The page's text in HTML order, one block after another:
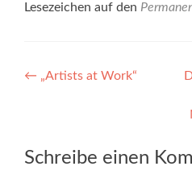
Lesezeichen auf den
← „Artists at Work“
Schreibe einen